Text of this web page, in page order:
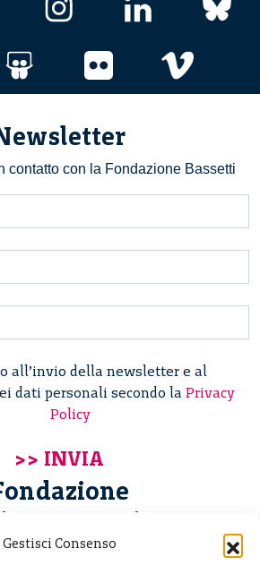
Gestisci Consenso
contatto con la Fondazione Bassetti
all’invio della newsletter e al
dati personali secondo la Privacy
Policy
Bassetti ETS